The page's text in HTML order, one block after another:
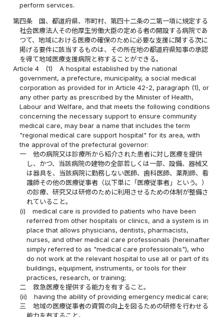
perform services.
第四条
国、都道府県、市町村、第四十二条の二第一項に規定する
社会医療法人その他厚生労働大臣の定める者の開設する病院であ
つて、地域における医療の確保のために必要な支援に関する次に
掲げる要件に該当するものは、その所在地の都道府県知事の承認
を得て地域医療支援病院と称することができる。
Article 4
(1)
A hospital established by the national
government, a prefecture, municipality, a social medical
corporation as provided for in Article 42-2, paragraph (1), or
any other party as prescribed by the Minister of Health,
Labour and Welfare, and that meets the following conditions
concerning the necessary support to ensure community
medical care, may bear a name that includes the term
"regional medical care support hospital" for its area, with
the approval of the prefectural governor:
一
他の病院又は診療所から紹介された患者に対し医療を提供
し、かつ、当該病院の建物の全部若しくは一部、設備、器械又
は器具を、当該病院に勤務しない医師、歯科医師、薬剤師、看
護師その他の医療従事者（以下単に「医療従事者」という。）
の診療、研究又は研修のために利用させるための体制が整備さ
れていること。
(i)
medical care is provided to patients who have been
referred from other hospitals or clinics, and a system is in
place that allows physicians, dentists, pharmacists,
nurses, and other medical care professionals (hereinafter
simply referred to as "medical care professionals"), who
do not work at the relevant hospital to use all or part of its
buildings, equipment, instruments, or tools for their
practices, research, or training;
二
救急医療を提供する能力を有すること。
(ii)
having the ability of providing emergency medical care;
三
地域の医療従事者の資質の向上を図るための研修を行わせる